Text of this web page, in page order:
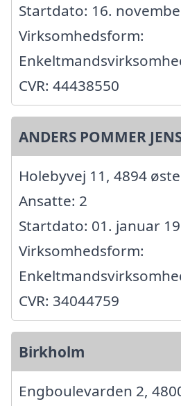
Startdato: 16.
Virksomhedsform:
CVR: 44438550
ANDERS POMMER
Holebyvej 11, 4894
Ansatte: 2
Startdato: 01. januar
Virksomhedsform:
CVR: 34044759
Birkholm
Engboulevarden 2,